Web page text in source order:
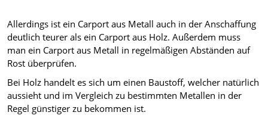
Allerdings ist ein Carport aus Metall auch in der Anschaffung
deutlich teurer als ein Carport aus Holz. Außerdem muss
man ein Carport aus Metall in regelmäßigen Abständen auf
Rost überprüfen.
Bei Holz handelt es sich um einen Baustoff, welcher natürlich
aussieht und im Vergleich zu bestimmten Metallen in der
Regel günstiger zu bekommen ist.